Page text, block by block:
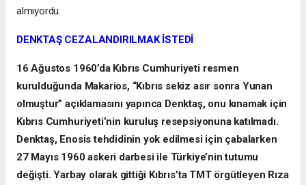
almıyordu.
DENKTAŞ CEZALANDIRILMAK İSTEDİ
16 Ağustos 1960’da Kıbrıs Cumhuriyeti resmen
kurulduğunda Makarios, “Kıbrıs sekiz asır sonra Yunan
olmuştur” açıklamasını yapınca Denktaş, onu kınamak için
Kıbrıs Cumhuriyeti’nin kuruluş resepsiyonuna katılmadı.
Denktaş, Enosis tehdidinin yok edilmesi için çabalarken
27 Mayıs 1960 askeri darbesi ile Türkiye’nin tutumu
değişti. Yarbay olarak gittiği Kıbrıs’ta TMT örgütleyen Rıza